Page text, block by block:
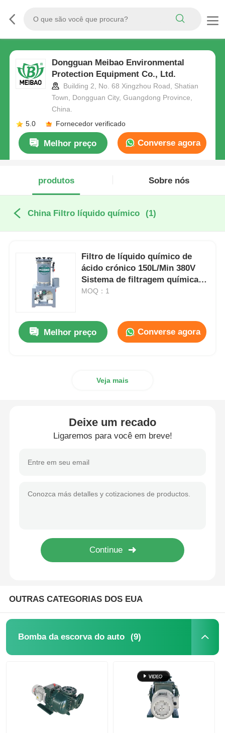
Dongguan Meibao Environmental
Protection Equipment Co., Ltd.
Building 2, No. 68 Xingzhou Road, Shatian
Town, Dongguan City, Guangdong Province,
China.
5.0
Fornecedor verificado
Melhor preço Converse agora
produtos Sobre nós
China Filtro líquido químico (1)
Filtro de líquido químico de
ácido crónico 150L/Min 380V
Sistema de filtragem química
de 1 HP
MOQ：1
Melhor preço Converse agora
Veja mais
Deixe um recado
Ligaremos para você em breve!
OUTRAS CATEGORIAS DOS EUA
Bomba da escorva do auto (9)